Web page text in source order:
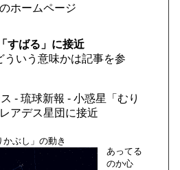
ホームページ
すばる」に接近
ういう意味かは記事を参
- 琉球新報 - 小惑星「むり
アデス星団に接近
かぶし」の動き
あってる
のか心